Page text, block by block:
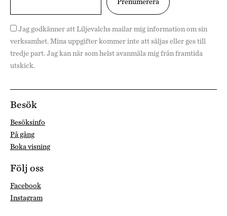
Jag godkänner att Liljevalchs mailar mig information om sin
verksamhet. Mina uppgifter kommer inte att säljas eller ges till
tredje part. Jag kan när som helst avanmäla mig från framtida
utskick.
Besök
Besöksinfo
På gång
Boka visning
Följ oss
Facebook
Instagram